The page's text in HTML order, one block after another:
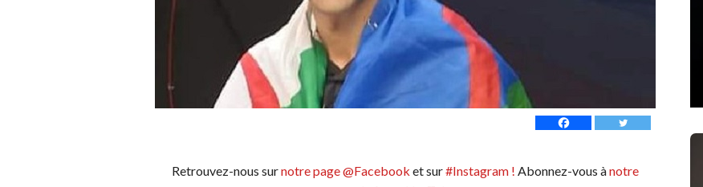
Retrouvez-nous surnotre page @Facebook et sur#Instagram ! Abonnez-vous ànotre